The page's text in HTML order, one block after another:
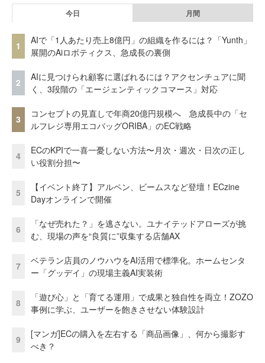
今日 月間
1
AIで「1人あたり売上8億円」の組織を作るには？「Yunth」
展開のAiロボティクス、急成長の裏側
2
AIに見つけられ顧客に選ばれるには？アクセンチュアに聞
く、3段階の「エージェンティックコマース」対応
3
コンセプトの見直しで年商20億円規模へ 急成長中の「セ
ルフレジ専用エコバッグORIBA」のEC戦略
4
ECのKPIで一喜一憂しない方法〜月次・週次・日次の正し
い役割分担〜
5
【イベント終了】アルペン、ビームスなど登壇！ECzine
Dayオンラインで開催
6
「なぜ売れた？」を逃さない。ユナイテッドアローズが挑
む、現場の声を“良質に”収集する店舗AX
7
ベテラン店員のノウハウをAI活用で標準化。ホームセンタ
ー「グッデイ」の現場主義AI実装術
8
「遊び心」と「育てる運用」で成果と独自性を両立！ZOZO
事例に学ぶ、ユーザーを飽きさせない体験設計
9
[マンガ]ECの購入を左右する「商品画像」、何から撮影す
べき？